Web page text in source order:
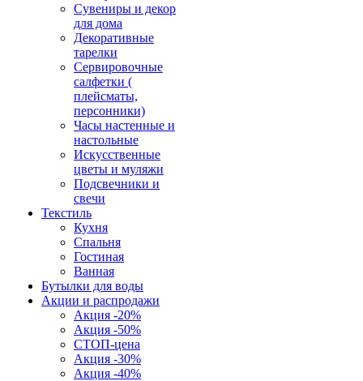
Сувениры и декор
для дома
Декоративные
тарелки
Сервировочные
салфетки (
плейсматы,
персонники)
Часы настенные и
настольные
Искусственные
цветы и муляжи
Подсвечники и
свечи
Текстиль
Кухня
Спальня
Гостиная
Ванная
Бутылки для воды
Акции и распродажи
Акция -20%
Акция -50%
СТОП-цена
Акция -30%
Акция -40%